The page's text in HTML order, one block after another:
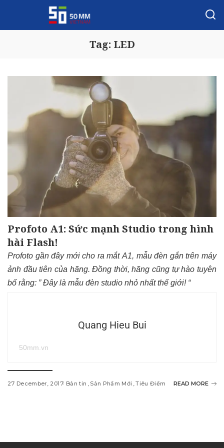
Tag: LED
Profoto A1: Sức mạnh Studio trong hình
hài Flash!
Profoto gần đây mới cho ra mắtA1, mẫu đèn gắn trên máy
ảnh đầu tiên của hãng. Đồng thời, hãng cũng tự hào tuyên
bố rằng: ” Đây là mẫu đèn studio nhỏ nhất thế giới! “
Quang Hieu Bui
50mm.vn
27 December, 2017 Bản tin Sản Phẩm Mới Tiêu Điểm READ MORE
n